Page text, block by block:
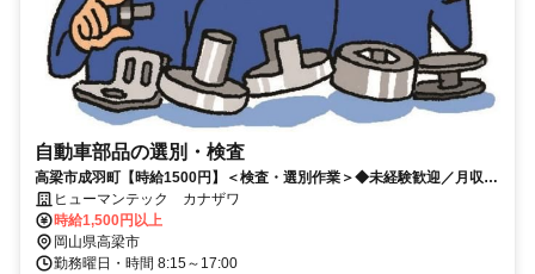
自動車部品の選別・検査
高梁市成羽町【時給1500円】＜検査・選別作業＞◆未経験歓迎／月収例
⇒24万円／年3回の特別手当有
ヒューマンテック カナザワ
時給1,500円以上
岡山県高梁市
勤務曜日・時間 8:15～17:00